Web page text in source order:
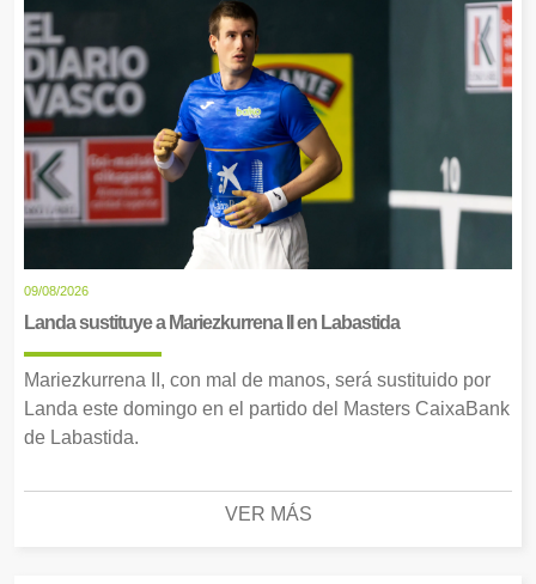
09/08/2026
Landa sustituye a Mariezkurrena II en Labastida
Mariezkurrena II, con mal de manos, será sustituido por
Landa este domingo en el partido del Masters CaixaBank
de Labastida.
VER MÁS